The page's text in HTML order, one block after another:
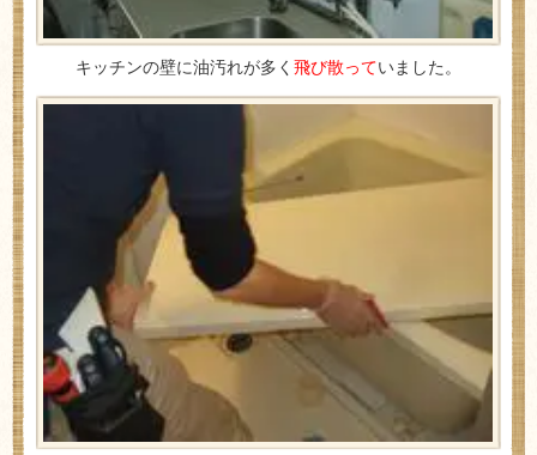
キッチンの壁に油汚れが多く 飛び散っていました。